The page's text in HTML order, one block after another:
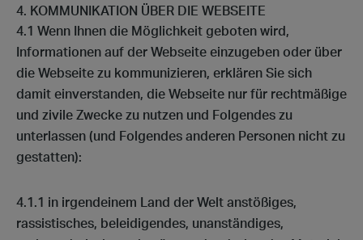
KOMMUNIKATION ÜBER DIE WEBSEITE
4.1 Wenn Ihnen die Möglichkeit geboten wird,
Informationen auf der Webseite einzugeben oder über
die Webseite zu kommunizieren, erklären Sie sich
damit einverstanden, die Webseite nur für rechtmäßige
und zivile Zwecke zu nutzen und Folgendes zu
unterlassen (und Folgendes anderen Personen nicht zu
gestatten):
4.1.1 in irgendeinem Land der Welt anstößiges,
rassistisches, beleidigendes, unanständiges,